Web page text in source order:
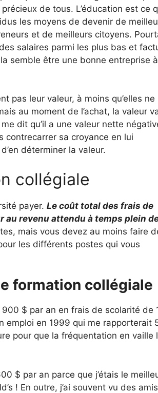
de tous. L’éducation est ce
les moyens de devenir de
et de meilleurs citoyens.
salaires parmi les plus bas et
semble être une bonne entreprise à
pas leur valeur, à moins qu’elles
au moment de l’achat, la valeur
dit qu’il a une valeur nette
sa croyance en lui
déterminer la valeur.
collégiale
payer. Le coût total des frais de
au revenu attendu à temps plein
mais vous devez au moins faire
les différents postes qui vous
formation collégiale
$ par an en frais de scolarité de
emploi en 1999 qui me rapporterait
pour que la fréquentation en vaille
$ par an parce que j’étais le
! En outre, j’ai souvent vu des